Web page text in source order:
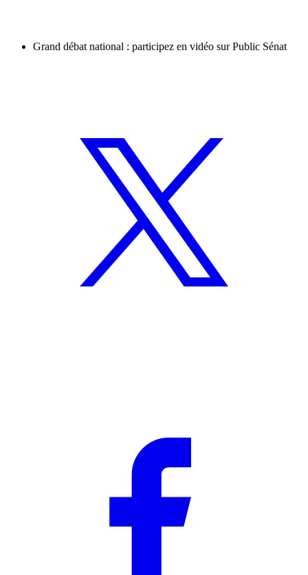
Grand débat national : participez en vidéo sur Public Sénat